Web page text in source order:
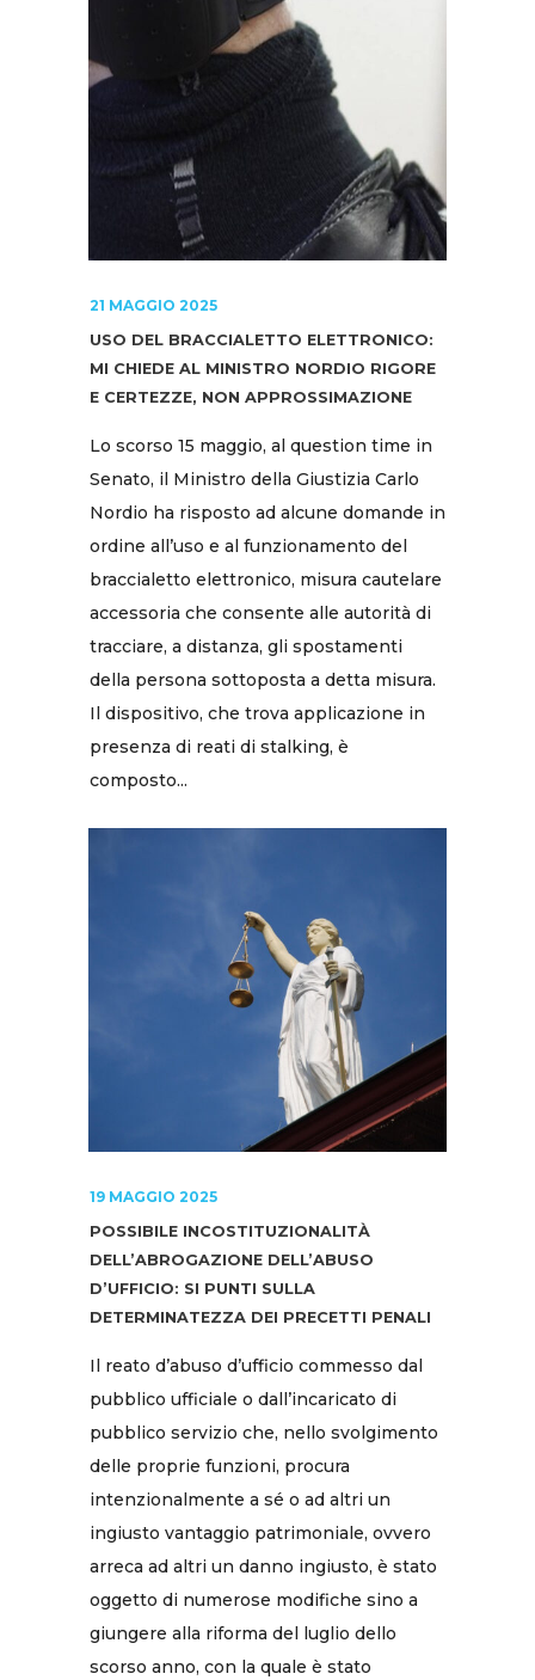
21 MAGGIO 2025
USO DEL BRACCIALETTO ELETTRONICO:
MI CHIEDE AL MINISTRO NORDIO RIGORE
E CERTEZZE, NON APPROSSIMAZIONE
Lo scorso 15 maggio, al question time in
Senato, il Ministro della Giustizia Carlo
Nordio ha risposto ad alcune domande in
ordine all’uso e al funzionamento del
braccialetto elettronico, misura cautelare
accessoria che consente alle autorità di
tracciare, a distanza, gli spostamenti
della persona sottoposta a detta misura.
Il dispositivo, che trova applicazione in
presenza di reati di stalking, è
composto...
19 MAGGIO 2025
POSSIBILE INCOSTITUZIONALITÀ
DELL’ABROGAZIONE DELL’ABUSO
D’UFFICIO: SI PUNTI SULLA
DETERMINATEZZA DEI PRECETTI PENALI
Il reato d’abuso d’ufficio commesso dal
pubblico ufficiale o dall’incaricato di
pubblico servizio che, nello svolgimento
delle proprie funzioni, procura
intenzionalmente a sé o ad altri un
ingiusto vantaggio patrimoniale, ovvero
arreca ad altri un danno ingiusto, è stato
oggetto di numerose modifiche sino a
giungere alla riforma del luglio dello
scorso anno, con la quale è stato